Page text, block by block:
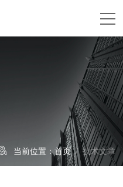
当前位置：首页/ 技术文章